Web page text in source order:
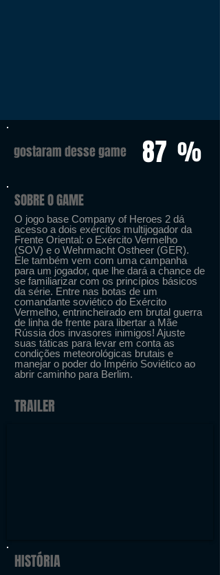
gostaram desse game 87 %
SOBRE O GAME
O jogo base Company of Heroes 2 dá
acesso a dois exércitos multijogador da
Frente Oriental: o Exército Vermelho
(SOV) e o Wehrmacht Ostheer (GER).
Ele também vem com uma campanha
para um jogador, que lhe dará a chance de
se familiarizar com os princípios básicos
da série. Entre nas botas de um
comandante soviético do Exército
Vermelho, entrincheirado em brutal guerra
de linha de frente para libertar a Mãe
Rússia dos invasores inimigos! Ajuste
suas táticas para levar em conta as
condições meteorológicas brutais e
manejar o poder do Império Soviético ao
abrir caminho para Berlim.
TRAILER
HISTÓRIA